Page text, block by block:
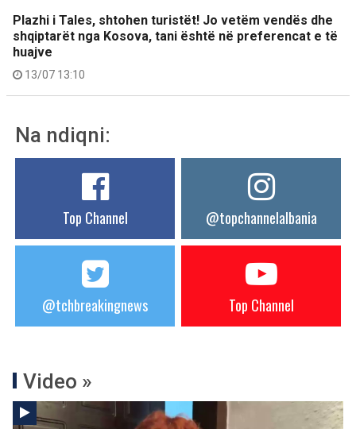
Plazhi i Tales, shtohen turistët! Jo vetëm vendës dhe
shqiptarët nga Kosova, tani është në preferencat e të
huajve
13/07 13:10
Na ndiqni:
Top Channel @topchannelalbania
@tchbreakingnews Top Channel
Video »